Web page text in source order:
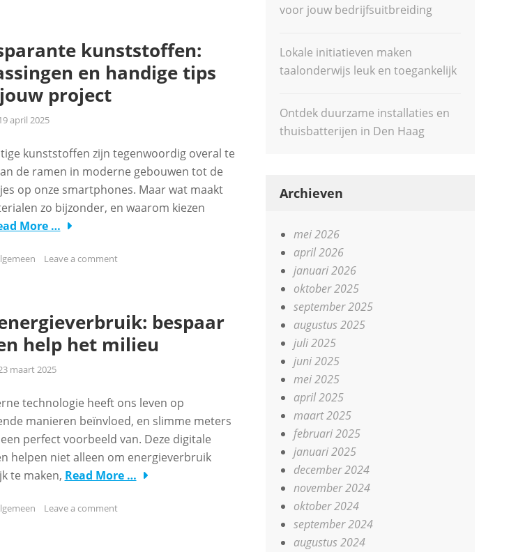
kunststoffen:
en handige tips
project
april 2025
kunststoffen zijn tegenwoordig overal te
de ramen in moderne gebouwen tot de
op onze smartphones. Maar wat maakt
zo bijzonder, en waarom kiezen
More …
Leave a comment
bespaar
help het milieu
maart 2025
technologie heeft ons leven op
manieren beïnvloed, en slimme meters
perfect voorbeeld van. Deze digitale
helpen niet alleen om energieverbruik
te maken, Read More …
Leave a comment
voor jouw bedrijfsuitbreiding
Lokale initiatieven maken
taalonderwijs leuk en toegankelijk
Ontdek duurzame installaties en
thuisbatterijen in Den Haag
Archieven
mei 2026
april 2026
januari 2026
oktober 2025
september 2025
augustus 2025
juli 2025
juni 2025
mei 2025
april 2025
maart 2025
februari 2025
januari 2025
december 2024
november 2024
oktober 2024
september 2024
augustus 2024